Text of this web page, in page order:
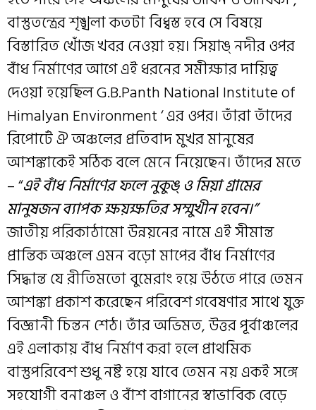
বাস্তুতন্ত্রের শৃঙ্খলা কতটা বিধ্বস্ত হবে সে বিষয়ে
বিস্তারিত খোঁজ খবর নেওয়া হয়। সিয়াঙ্ নদীর ওপর
বাঁধ নির্মাণের আগে এই ধরনের সমীক্ষার দায়িত্ব
দেওয়া হয়েছিল G.B.Panth National Institute of
Himalyan Environment ‘ এর ওপর। তাঁরা তাঁদের
রিপোর্টে ঐ অঞ্চলের প্রতিবাদ মুখর মানুষের
আশঙ্কাকেই সঠিক বলে মেনে নিয়েছেন। তাঁদের মতে
– “এই বাঁধ নির্মাণের ফলে নুকুঙ্ ও মিয়া গ্রামের
মানুষজন ব্যাপক ক্ষয়ক্ষতির সম্মুখীন হবেন।”
জাতীয় পরিকাঠামো উন্নয়নের নামে এই সীমান্ত
প্রান্তিক অঞ্চলে এমন বড়ো মাপের বাঁধ নির্মাণের
সিদ্ধান্ত যে রীতিমতো বুমেরাং হয়ে উঠতে পারে তেমন
আশঙ্কা প্রকাশ করেছেন পরিবেশ গবেষণার সাথে যুক্ত
বিজ্ঞানী চিন্তন শেঠ। তাঁর অভিমত, উত্তর পূর্বাঞ্চলের
এই এলাকায় বাঁধ নির্মাণ করা হলে প্রাথমিক
বাস্তুপরিবেশ শুধু নষ্ট হয়ে যাবে তেমন নয় এক‌ই সঙ্গে
সহযোগী বনাঞ্চল ও বাঁশ বাগানের স্বাভাবিক বেড়ে